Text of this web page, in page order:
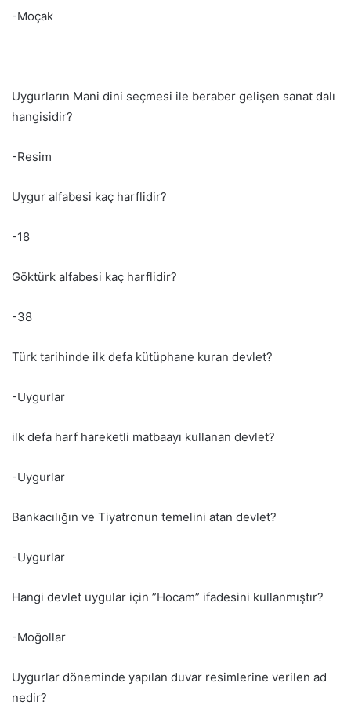
-Moçak
Uygurların Mani dini seçmesi ile beraber gelişen sanat dalı
hangisidir?
-Resim
Uygur alfabesi kaç harflidir?
-18
Göktürk alfabesi kaç harflidir?
-38
Türk tarihinde ilk defa kütüphane kuran devlet?
-Uygurlar
ilk defa harf hareketli matbaayı kullanan devlet?
-Uygurlar
Bankacılığın ve Tiyatronun temelini atan devlet?
-Uygurlar
Hangi devlet uygular için ”Hocam” ifadesini kullanmıştır?
-Moğollar
Uygurlar döneminde yapılan duvar resimlerine verilen ad
nedir?